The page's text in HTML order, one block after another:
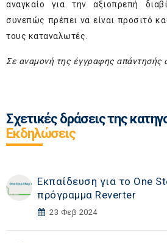
αναγκαίο για την αξιοπρεπή
συνεπώς πρέπει να είναι προσιτό
τους καταναλωτές.
Σε αναμονή της έγγραφης απάντησής
Σχετικές δράσεις της
Εκδηλώσεις
Εκπαίδευση για το One
πρόγραμμα Reverter
23 Φεβ 2024